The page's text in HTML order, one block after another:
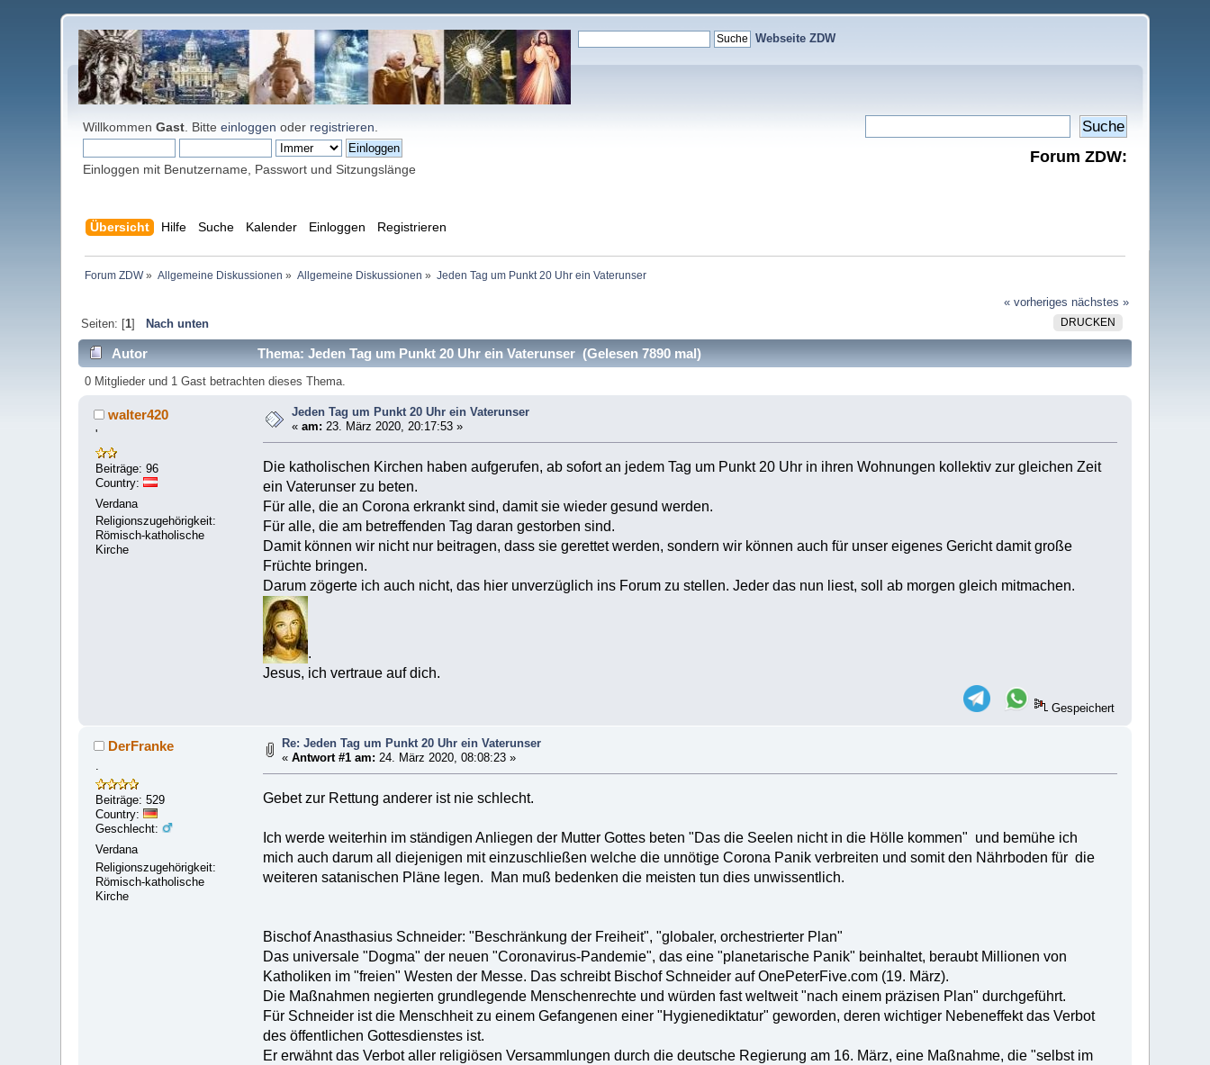
Webseite ZDW
WillkommenGast . Bitteeinloggen oder registrieren
Einloggen mit Benutzername, Passwort und Sitzungslänge
Forum ZDW:
Übersicht Hilfe Suche Kalender Einloggen Registrieren
Forum ZDW» Allgemeine Diskussionen » Allgemeine Diskussionen » Jeden Tag um Punkt 20 Uhr ein Vaterunser
« vorheriges nächstes »
DRUCKEN
Seiten: [1] Nach unten
Autor Thema: Jeden Tag um Punkt 20 Uhr ein Vaterunser (Gelesen 7890 mal)
0 Mitglieder und 1 Gast betrachten dieses Thema.
walter420
'
Beiträge: 96
Country:
Verdana
Religionszugehörigkeit:
Römisch-katholische
Kirche
Jeden Tag um Punkt 20 Uhr ein Vaterunser
«am: 23. März 2020, 20:17:53 »
Die katholischen Kirchen haben aufgerufen, ab sofort an jedem Tag um Punkt 20 Uhr in ihren Wohnungen kollektiv zur gleichen Zeit
ein Vaterunser zu beten.
Für alle, die an Corona erkrankt sind, damit sie wieder gesund werden.
Für alle, die am betreffenden Tag daran gestorben sind.
Damit können wir nicht nur beitragen, dass sie gerettet werden, sondern wir können auch für unser eigenes Gericht damit große
Früchte bringen.
Darum zögerte ich auch nicht, das hier unverzüglich ins Forum zu stellen. Jeder das nun liest, soll ab morgen gleich mitmachen.
.
Jesus, ich vertraue auf dich.
Gespeichert
DerFranke
Beiträge: 529
Country:
Geschlecht:
Verdana
Religionszugehörigkeit:
Römisch-katholische
Kirche
Re: Jeden Tag um Punkt 20 Uhr ein Vaterunser
«Antwort #1 am: 24. März 2020, 08:08:23 »
Gebet zur Rettung anderer ist nie schlecht.
Ich werde weiterhin im ständigen Anliegen der Mutter Gottes beten "Das die Seelen nicht in die Hölle kommen" und bemühe ich
mich auch darum all diejenigen mit einzuschließen welche die unnötige Corona Panik verbreiten und somit den Nährboden für die
weiteren satanischen Pläne legen. Man muß bedenken die meisten tun dies unwissentlich.
Bischof Anasthasius Schneider: "Beschränkung der Freiheit", "globaler, orchestrierter Plan"
Das universale "Dogma" der neuen "Coronavirus-Pandemie", das eine "planetarische Panik" beinhaltet, beraubt Millionen von
Katholiken im "freien" Westen der Messe. Das schreibt Bischof Schneider auf OnePeterFive.com (19. März).
Die Maßnahmen negierten grundlegende Menschenrechte und würden fast weltweit "nach einem präzisen Plan" durchgeführt.
Für Schneider ist die Menschheit zu einem Gefangenen einer "Hygienediktatur" geworden, deren wichtiger Nebeneffekt das Verbot
des öffentlichen Gottesdienstes ist.
Er erwähnt das Verbot aller religiösen Versammlungen durch die deutsche Regierung am 16. März, eine Maßnahme, die "selbst im